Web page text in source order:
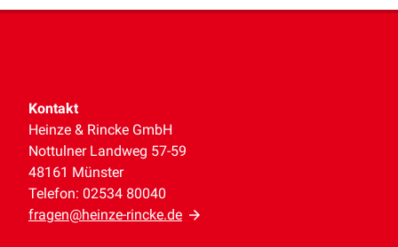
Kontakt
Heinze & Rincke GmbH
Nottulner Landweg 57-59
48161 Münster
Telefon: 02534 80040
fragen@heinze-rincke.de